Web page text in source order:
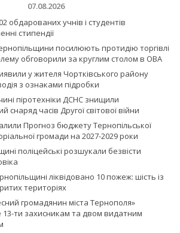
07.08.2026
обдарованих учнів і студентів
стипендії
посилюють протидію торгівлі
обговорили за круглим столом в ОВА
у жителя Чортківського району
з ознаками підробки
піротехніки ДСНС знищили
снаряд часів Другої світової війни
Прогноз бюджету Тернопільської
громади на 2027-2029 роки
поліцейські розшукали безвісти
ліквідовано 10 пожеж: шість із
територіях
громадянин міста Тернополя»
ти захисникам та двом видатним